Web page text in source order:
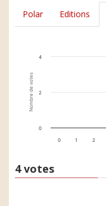
Polar Editions
Nombre de votes
0 1 2
0
2
4
4 votes